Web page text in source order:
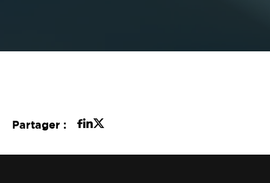
Partager :